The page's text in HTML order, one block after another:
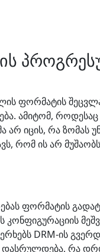
ფორმატის
ამიტომ, როდესაც
იცის, რა ზომას
რომ ის არ
ფორმატის
კონფიგურაციის
DRM-ის
რა